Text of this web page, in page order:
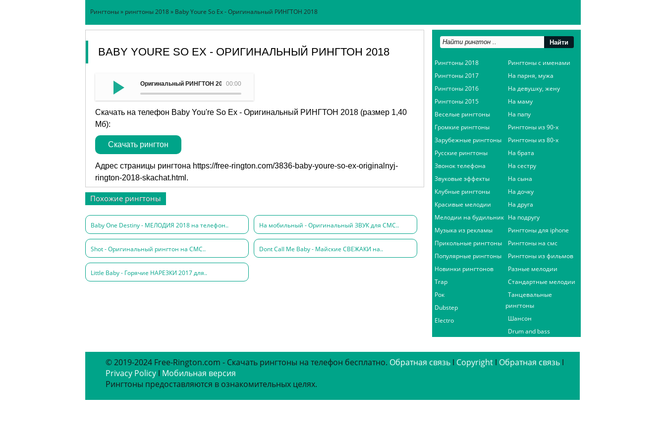
Рингтоны» рингтоны 2018» Baby Youre So Ex - Оригинальный РИНГТОН 2018
BABY YOURE SO EX - ОРИГИНАЛЬНЫЙ РИНГТОН 2018
00:00
Оригинальный РИНГТОН 2018 - Baby You're So Ex
Скачать на телефон Baby You're So Ex - Оригинальный РИНГТОН 2018 (размер 1,40
Мб):
Скачать рингтон
Адрес страницы рингтона https://free-rington.com/3836-baby-youre-so-ex-originalnyj-
rington-2018-skachat.html .
Похожие рингтоны
Baby One Destiny - МЕЛОДИЯ 2018 на телефон.. На мобильный - Оригинальный ЗВУК для СМС..
Shot - Оригинальный рингтон на СМС.. Dont Call Me Baby - Майские СВЕЖАКИ на..
Little Baby - Горячие НАРЕЗКИ 2017 для..
Рингтоны 2018
Рингтоны 2017
Рингтоны 2016
Рингтоны 2015
Веселые рингтоны
Громкие рингтоны
Зарубежные рингтоны
Русские рингтоны
Звонок телефона
Звуковые эффекты
Клубные рингтоны
Красивые мелодии
Мелодии на будильник
Музыка из рекламы
Прикольные рингтоны
Популярные рингтоны
Новинки рингтонов
Trap
Рок
Dubstep
Electro
Рингтоны с именами
На парня, мужа
На девушку, жену
На маму
На папу
Рингтоны из 90-х
Рингтоны из 80-х
На брата
На сестру
На сына
На дочку
На друга
На подругу
Рингтоны для iphone
Рингтоны на смс
Рингтоны из фильмов
Разные мелодии
Стандартные мелодии
Танцевальные
рингтоны
Шансон
Drum and bass
© 2019-2024 Free-Rington.com - Скачать рингтоны на телефон бесплатно. Обратная связь ǀ Copyright ǀ Обратная связь ǀ
Privacy Policy ǀ Мобильная версия
Рингтоны предоставляются в ознакомительных целях.